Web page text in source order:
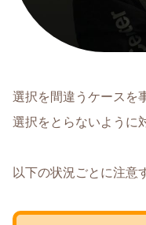
選択を間違うケースを
選択をとらないように
以下の状況ごとに注意